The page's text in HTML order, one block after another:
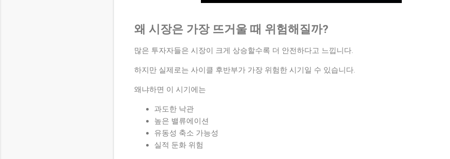
왜 시장은 가장 뜨거울 때 위험해질까?
많은 투자자들은 시장이 크게 상승할수록 더 안전하다고 느낍니다.
하지만 실제로는 사이클 후반부가 가장 위험한 시기일 수 있습니다.
왜냐하면 이 시기에는
과도한 낙관
높은 밸류에이션
유동성 축소 가능성
실적 둔화 위험